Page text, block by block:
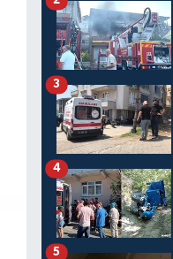
3
4
5